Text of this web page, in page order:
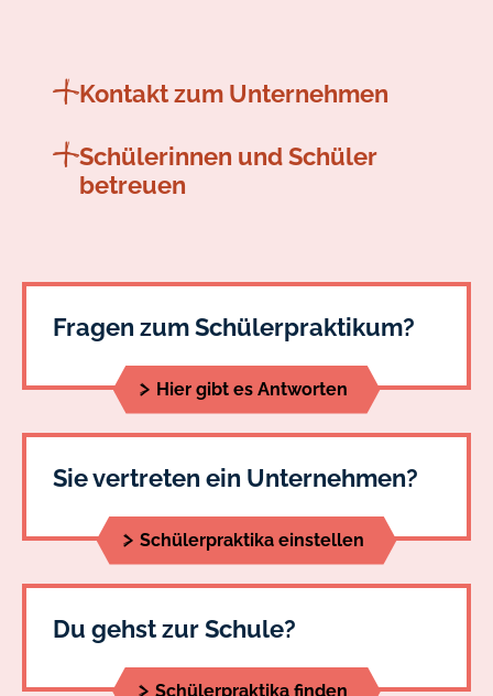
Kontakt zum Unternehmen
Schülerinnen und Schüler
betreuen
Fragen zum Schülerpraktikum?
Hier gibt es Antworten
Sie vertreten ein Unternehmen?
Schülerpraktika einstellen
Du gehst zur Schule?
Schülerpraktika finden